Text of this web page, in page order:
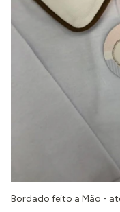
Bordado feito a Mão -